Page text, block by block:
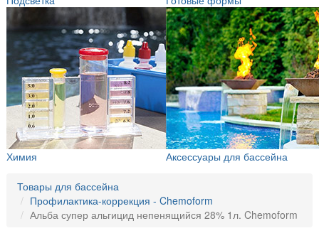
Химия Аксессуары для бассейна
Товары для бассейна
Профилактика-коррекция - Chemoform
Альба супер альгицид непенящийся 28% 1л. Chemoform